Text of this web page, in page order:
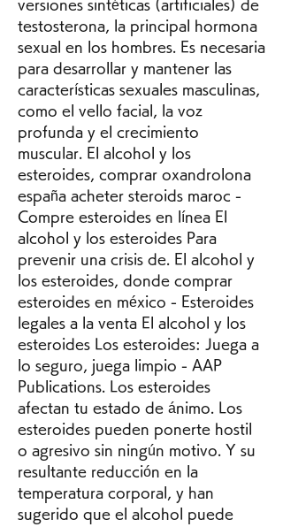
versiones sintéticas (artificiales) de
testosterona, la principal hormona
sexual en los hombres. Es necesaria
para desarrollar y mantener las
características sexuales masculinas,
como el vello facial, la voz
profunda y el crecimiento
muscular. El alcohol y los
esteroides, comprar oxandrolona
españa acheter steroids maroc -
Compre esteroides en línea El
alcohol y los esteroides Para
prevenir una crisis de. El alcohol y
los esteroides, donde comprar
esteroides en méxico - Esteroides
legales a la venta El alcohol y los
esteroides Los esteroides: Juega a
lo seguro, juega limpio - AAP
Publications. Los esteroides
afectan tu estado de ánimo. Los
esteroides pueden ponerte hostil
o agresivo sin ningún motivo. Y su
resultante reducción en la
temperatura corporal, y han
sugerido que el alcohol puede